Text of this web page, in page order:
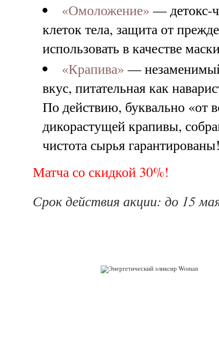
«Омоложение» — детокс-
клеток тела, защита от
использовать в качестве
«Крапива» —
вкус, питательная как
По действию, буквально «от
дикорастущей крапивы,
чистота сырья
Матча со скидкой 30%!
Срок действия акции: до 15